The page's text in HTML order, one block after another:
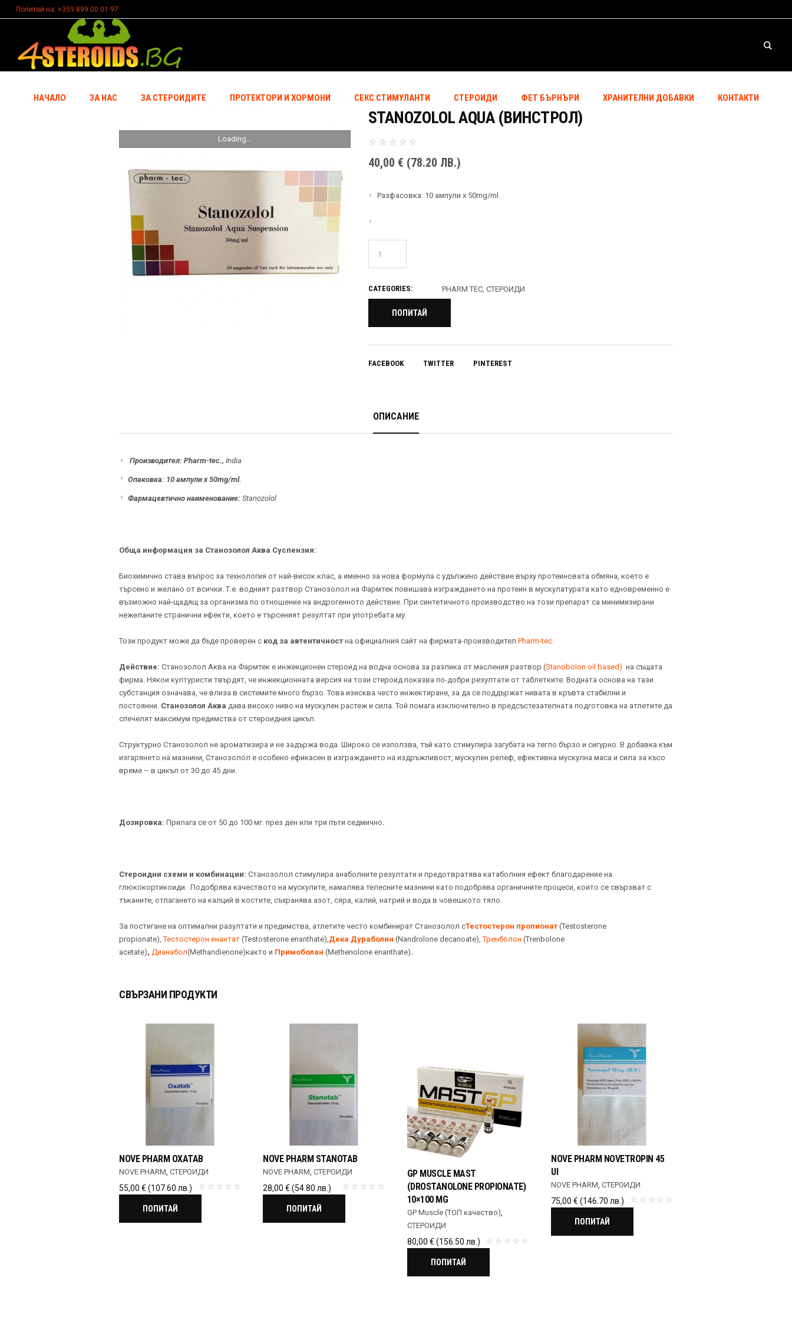
Попитай на: +359 899 00 01 97
НАЧАЛО ЗА НАС ЗА СТЕРОИДИТЕ ПРОТЕКТОРИ И ХОРМОНИ СЕКС СТИМУЛАНТИ СТЕРОИДИ ФЕТ БЪРНЪРИ ХРАНИТЕЛНИ ДОБАВКИ КОНТАКТИ
Loading...
STANOZOLOL AQUA (ВИНСТРОЛ)
40,00 € (78.20 ЛВ.)
Разфасовка: 10 ампули х 50mg/ml
CATEGORIES: PHARM TEC, СТЕРОИДИ
ПОПИТАЙ
FACEBOOK TWITTER PINTEREST
ОПИСАНИЕ
Производител: Pharm-tec., India
Опаковка: 10 ампули х 50mg/ml.
Фармацевтично наименование: Stanozolol
Обща информация за Станозолол Аква Суспензия:
Биохимично става въпрос за технология от най-висок клас, а именно за нова формула с удължено действие върху протеиновата обмяна, което е
търсено и желано от всички. Т.е. водният разтвор Станозолол на Фармтек повишава изграждането на протеин в мускулатурата като едновременно е
възможно най-щадящ за организма по отношение на андрогенното действие. При синтетичното производство на този препарат са минимизирани
нежеланите странични ефекти, което е търсеният резултат при употребата му.
Този продукт може да бъде проверен с код за автентичност на официалния сайт на фирмата-производител Pharm-tec.
Действие: Станозолол Аква на Фармтек е инжекционен стероид на водна основа за разлика от масления разтвор (Stanobolon oil based) на същата
фирма. Някои културисти твърдят, че инжекционната версия на този стероид показва по-добри резултати от таблетките. Водната основа на тази
субстанция означава, че влиза в системите много бързо. Това изисква често инжектиране, за да се поддържат нивата в кръвта стабилни и
постоянни. Станозолол Аква дава високо ниво на мускулен растеж и сила. Той помага изключително в предсъстезателната подготовка на атлетите да
спечелят максимум предимства от стероидния цикъл.
Структурно Станозолол не ароматизира и не задържа вода. Широко се използва, тъй като стимулира загубата на тегло бързо и сигурно. В добавка към
изгарянето на мазнини, Станозолол e особено ефикасен в изграждането на издръжливост, мускулен релеф, ефективна мускулна маса и сила за късо
време – в цикъл от 30 до 45 дни.
Дозировка: Прилага се от 50 до 100 мг. през ден или три пъти седмично.
Стероидни схеми и комбинации: Станозолол стимулира анаболните резултати и предотвратява катаболния ефект благодарение на
глюкокортикоиди. Подобрява качеството на мускулите, намалява телесните мазнини като подобрява органичните процеси, които се свързват с
тъканите, отлагането на калций в костите, съхранява азот, сяра, калий, натрий и вода в човешкото тяло.
За постигане на оптимални разултати и предимства, атлетите често комбинират Станозолол сТестостерон пропионат (Testosterone
propionate), Тестостерон енантат (Testosterone enanthate),Дека Дураболин (Nandrolone decanoate), Тренболон (Trenbolone
acetate), Дианабол(Methandienone)както и Примоболан (Methenolone enanthate).
СВЪРЗАНИ ПРОДУКТИ
NOVE PHARM OXATAB
NOVE PHARM ,СТЕРОИДИ
55,00 € (107.60 лв.)
ПОПИТАЙ
NOVE PHARM STANOTAB
NOVE PHARM ,СТЕРОИДИ
28,00 € (54.80 лв.)
ПОПИТАЙ
GP MUSCLE MAST
(DROSTANOLONE PROPIONATE)
10×100 MG
GP Muscle (ТОП качество),
СТЕРОИДИ
80,00 € (156.50 лв.)
ПОПИТАЙ
NOVE PHARM NOVETROPIN 45
UI
NOVE PHARM ,СТЕРОИДИ
75,00 € (146.70 лв.)
ПОПИТАЙ